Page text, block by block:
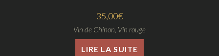
35,00€
Vin de Chinon Vin rouge
LIRE LA SUITE